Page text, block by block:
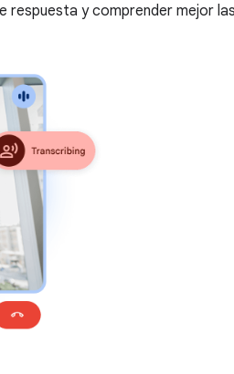
y comprender mejor